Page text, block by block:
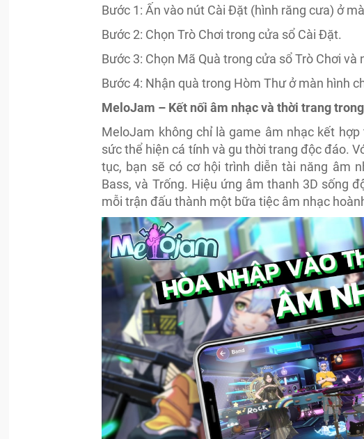
Bước 1: Ấn vào nút Cài Đặt (hình răng cưa) ở
Bước 2: Chọn Trò Chơi trong cửa sổ Cài Đặt.
Bước 3: Chọn Mã Quà trong cửa sổ Trò Chơi và
Bước 4: Nhận quà trong Hòm Thư ở màn hình
MeloJam – Kết nối âm nhạc và thời trang
MeloJam không chỉ là game âm nhạc kết
sức thể hiện cá tính và gu thời trang độc đáo.
tục, bạn sẽ có cơ hội trình diễn tài năng âm
Bass, và Trống. Hiệu ứng âm thanh 3D sống
mỗi trận đấu thành một bữa tiệc âm nhạc